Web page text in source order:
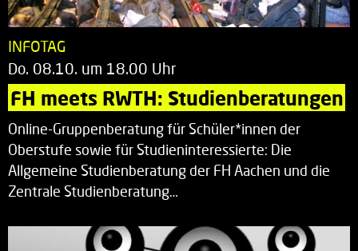
INFOTAG
Do. 08.10. um 18.00 Uhr
FH meets RWTH: Studienberatungen
Online-Gruppenberatung für Schüler*innen der
Oberstufe sowie für Studieninteressierte: Die
Allgemeine Studienberatung der FH Aachen und die
Zentrale Studienberatung…